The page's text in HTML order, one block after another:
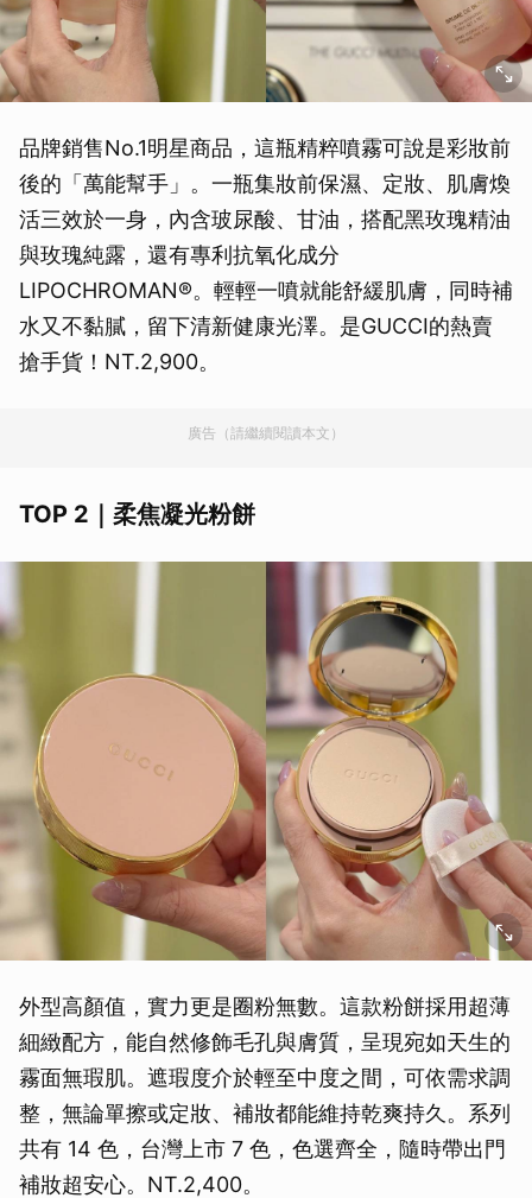
品牌銷售No.1明星商品，這瓶精粹噴霧可說是彩妝前
後的「萬能幫手」。一瓶集妝前保濕、定妝、肌膚煥
活三效於一身，內含玻尿酸、甘油，搭配黑玫瑰精油
與玫瑰純露，還有專利抗氧化成分
LIPOCHROMAN®。輕輕一噴就能舒緩肌膚，同時補
水又不黏膩，留下清新健康光澤。是GUCCI的熱賣
搶手貨！NT.2,900。
廣告（請繼續閱讀本文）
TOP 2｜柔焦凝光粉餅
外型高顏值，實力更是圈粉無數。這款粉餅採用超薄
細緻配方，能自然修飾毛孔與膚質，呈現宛如天生的
霧面無瑕肌。遮瑕度介於輕至中度之間，可依需求調
整，無論單擦或定妝、補妝都能維持乾爽持久。系列
共有 14 色，台灣上市 7 色，色選齊全，隨時帶出門
補妝超安心。NT.2,400。